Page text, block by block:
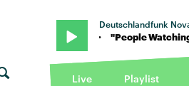
Deutschlandfunk
Fender · "People Watching" von
Live Playlist